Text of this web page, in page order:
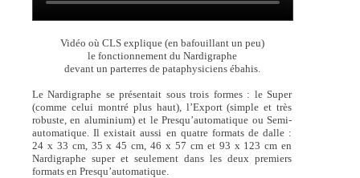
Vidéo où CLS explique (en bafouillant un peu)
le fonctionnement du Nardigraphe
devant un parterres de pataphysiciens ébahis.
Le Nardigraphe se présentait sous trois formes : le Super
(comme celui montré plus haut), l’Export (simple et très
robuste, en aluminium) et le Presqu’automatique ou Semi-
automatique. Il existait aussi en quatre formats de dalle :
24 x 33 cm, 35 x 45 cm, 46 x 57 cm et 93 x 123 cm en
Nardigraphe super et seulement dans les deux premiers
formats en Presqu’automatique.